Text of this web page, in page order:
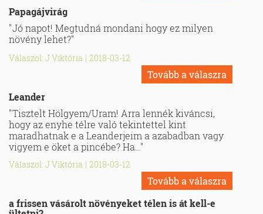
Papagájvirág
"Jó napot! Megtudná mondani hogy ez milyen
növény lehet?"
Válaszol: J Viktória | 2018-03-12
Tovább a válaszra
Leander
"Tisztelt Hölgyem/Uram! Arra lennék kiváncsi,
hogy az enyhe télre való tekintettel kint
maradhatnak e a Leanderjeim a azabadban vagy
vigyem e öket a pincébe? Ha…"
Válaszol: J Viktória | 2018-03-12
Tovább a válaszra
a frissen vásárolt növényeket télen is át kell-e